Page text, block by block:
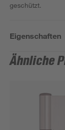
geschützt.
Eigenschaften
Ähnliche